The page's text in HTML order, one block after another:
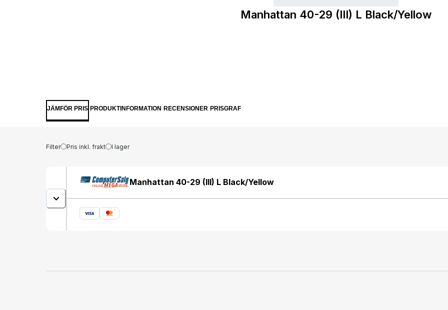
Manhattan 40-29 (III) L Black/Yellow
JÄMFÖR PRIS PRODUKTINFORMATION RECENSIONER PRISGRAF
Filter Pris inkl. frakt I lager
Manhattan 40-29 (III) L Black/Yellow